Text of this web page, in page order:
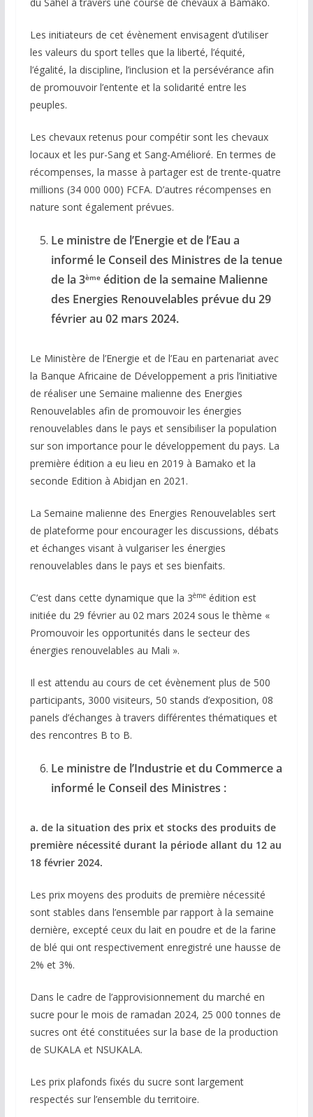
Les initiateurs de cet évènement envisagent d’utiliser
les valeurs du sport telles que la liberté, l’équité,
l’égalité, la discipline, l’inclusion et la persévérance afin
de promouvoir l’entente et la solidarité entre les
peuples.
Les chevaux retenus pour compétir sont les chevaux
locaux et les pur-Sang et Sang-Amélioré. En termes de
récompenses, la masse à partager est de trente-quatre
millions (34 000 000) FCFA. D’autres récompenses en
nature sont également prévues.
Le ministre de l’Energie et de l’Eau a
informé le Conseil des Ministres de la tenue
de la 3èmeédition de la semaine Malienne
des Energies Renouvelables prévue du 29
février au 02 mars 2024.
Le Ministère de l’Energie et de l’Eau en partenariat avec
la Banque Africaine de Développement a pris l’initiative
de réaliser une Semaine malienne des Energies
Renouvelables afin de promouvoir les énergies
renouvelables dans le pays et sensibiliser la population
sur son importance pour le développement du pays. La
première édition a eu lieu en 2019 à Bamako et la
seconde Edition à Abidjan en 2021.
La Semaine malienne des Energies Renouvelables sert
de plateforme pour encourager les discussions, débats
et échanges visant à vulgariser les énergies
renouvelables dans le pays et ses bienfaits.
C’est dans cette dynamique que la 3èmeédition est
initiée du 29 février au 02 mars 2024 sous le thème «
Promouvoir les opportunités dans le secteur des
énergies renouvelables au Mali ».
Il est attendu au cours de cet évènement plus de 500
participants, 3000 visiteurs, 50 stands d’exposition, 08
panels d’échanges à travers différentes thématiques et
des rencontres B to B.
Le ministre de l’Industrie et du Commerce a
informé le Conseil des Ministres :
a. de la situation des prix et stocks des produits de
première nécessité durant la période allant du 12 au
18 février 2024.
Les prix moyens des produits de première nécessité
sont stables dans l’ensemble par rapport à la semaine
dernière, excepté ceux du lait en poudre et de la farine
de blé qui ont respectivement enregistré une hausse de
2% et 3%.
Dans le cadre de l’approvisionnement du marché en
sucre pour le mois de ramadan 2024, 25 000 tonnes de
sucres ont été constituées sur la base de la production
de SUKALA et NSUKALA.
Les prix plafonds fixés du sucre sont largement
respectés sur l’ensemble du territoire.